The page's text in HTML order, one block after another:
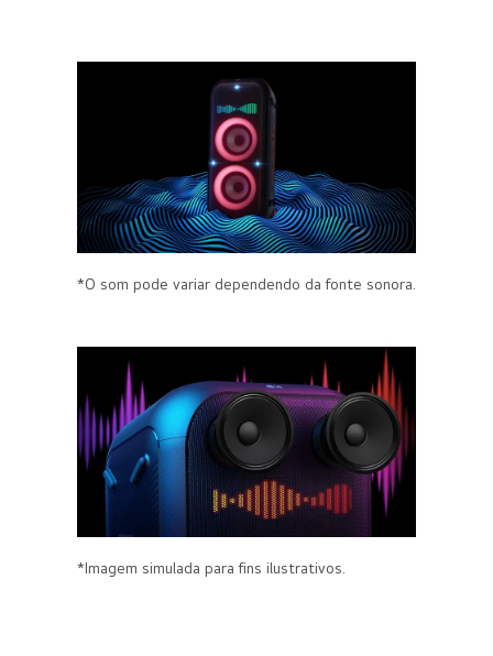
*O som pode variar dependendo da fonte sonora.
*Imagem simulada para fins ilustrativos.